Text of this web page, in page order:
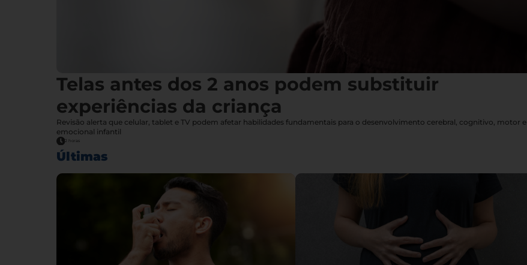
Telas antes dos 2 anos podem substituir
experiências da criança
Revisão alerta que celular, tablet e TV podem afetar habilidades fundamentais para o desenvolvimento cerebral, cognitivo, motor e
emocional infantil
2 horas
Últimas